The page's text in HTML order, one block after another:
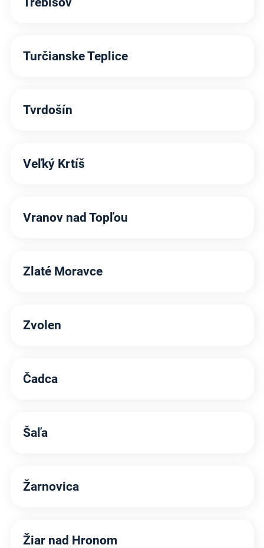
Turčianske Teplice
Tvrdošín
Veľký Krtíš
Vranov nad Topľou
Zlaté Moravce
Zvolen
Čadca
Šaľa
Žarnovica
Žiar nad Hronom